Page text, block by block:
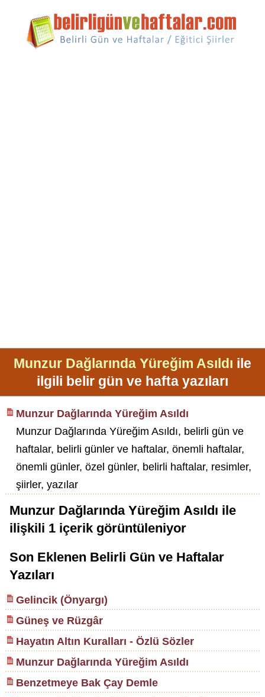
Munzur Dağlarında Yüreğim Asıldı ile
ilgili belir gün ve hafta yazıları
Munzur Dağlarında Yüreğim Asıldı
Munzur Dağlarında Yüreğim Asıldı, belirli gün ve
haftalar, belirli günler ve haftalar, önemli haftalar,
önemli günler, özel günler, belirli haftalar, resimler,
şiirler, yazılar
Munzur Dağlarında Yüreğim Asıldı ile
ilişkili 1içerik görüntüleniyor
Son Eklenen Belirli Gün ve Haftalar
Yazıları
Gelincik (Önyargı)
Güneş ve Rüzgâr
Hayatın Altın Kuralları - Özlü Sözler
Munzur Dağlarında Yüreğim Asıldı
Benzetmeye Bak Çay Demle